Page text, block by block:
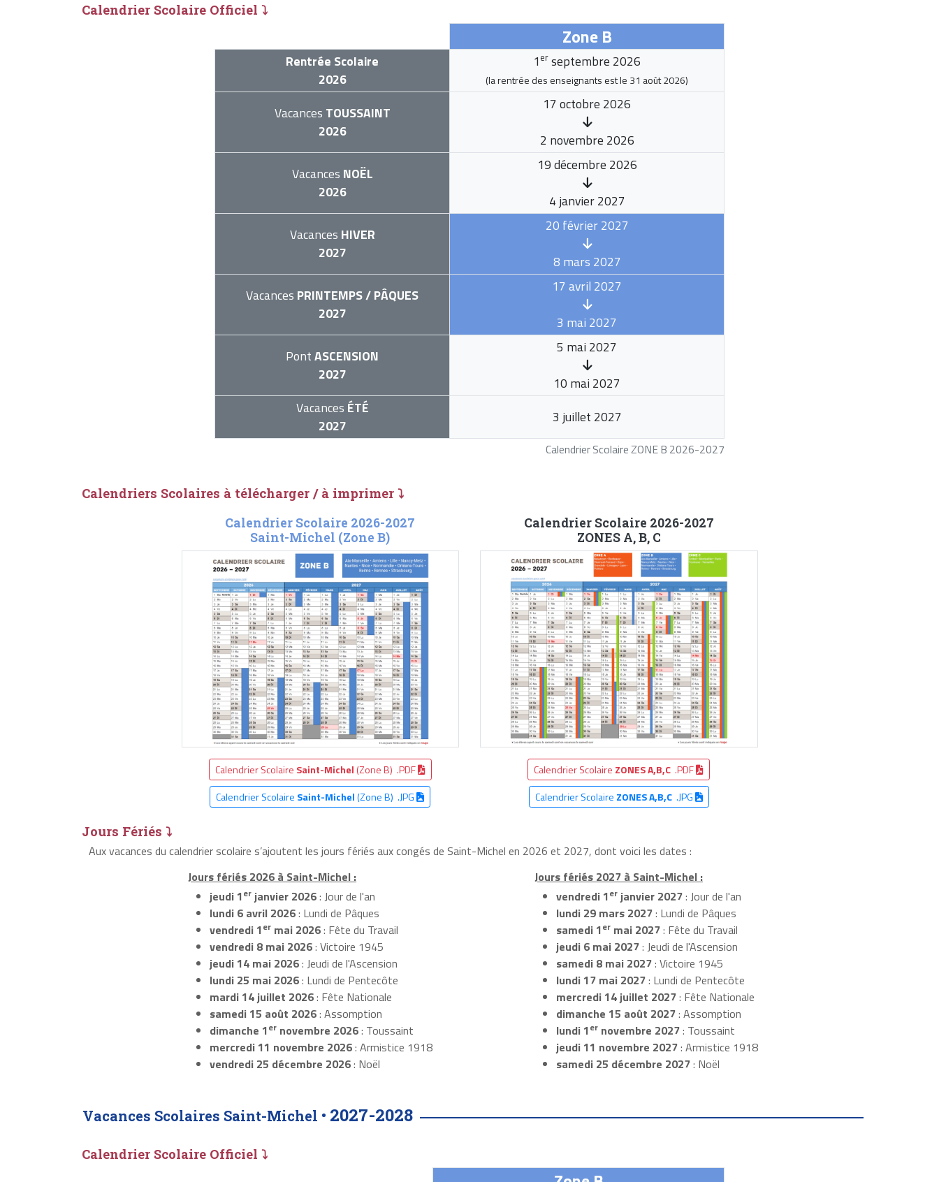
Calendrier Scolaire Officiel ⤵
Calendrier Scolaire ZONE B 2026-2027
Zone B
Rentrée Scolaire
2026
1 er septembre 2026
(la rentrée des enseignants est le 31 août 2026)
Vacances TOUSSAINT
2026
17 octobre 2026
2 novembre 2026
Vacances NOËL
2026
19 décembre 2026
4 janvier 2027
Vacances HIVER
2027
20 février 2027
8 mars 2027
Vacances PRINTEMPS / PÂQUES
2027
17 avril 2027
3 mai 2027
PontASCENSION
2027
5 mai 2027
10 mai 2027
Vacances ÉTÉ
2027
3 juillet 2027
Calendriers Scolaires à télécharger / à imprimer ⤵
Calendrier Scolaire 2026-2027
Saint-Michel (Zone B)
Calendrier Scolaire Saint-Michel (Zone B) .PDF
Calendrier Scolaire Saint-Michel(Zone B) .JPG
Calendrier Scolaire 2026-2027
ZONES A, B, C
Calendrier Scolaire ZONES A,B,C .PDF
Calendrier Scolaire ZONES A,B,C.JPG
Jours Fériés ⤵
Aux vacances du calendrier scolaire s’ajoutent les jours fériés aux congés de Saint-Michel en 2026 et 2027, dont voici les dates :
Jours fériés 2026 à Saint-Michel :
jeudi 1erjanvier 2026: Jour de l'an
lundi 6 avril 2026: Lundi de Pâques
vendredi 1ermai 2026: Fête du Travail
vendredi 8 mai 2026: Victoire 1945
jeudi 14 mai 2026: Jeudi de l'Ascension
lundi 25 mai 2026: Lundi de Pentecôte
mardi 14 juillet 2026: Fête Nationale
samedi 15 août 2026: Assomption
dimanche 1ernovembre 2026: Toussaint
mercredi 11 novembre 2026: Armistice 1918
vendredi 25 décembre 2026: Noël
Jours fériés 2027 à Saint-Michel :
vendredi 1erjanvier 2027: Jour de l'an
lundi 29 mars 2027: Lundi de Pâques
samedi 1ermai 2027: Fête du Travail
jeudi 6 mai 2027: Jeudi de l'Ascension
samedi 8 mai 2027: Victoire 1945
lundi 17 mai 2027: Lundi de Pentecôte
mercredi 14 juillet 2027: Fête Nationale
dimanche 15 août 2027: Assomption
lundi 1ernovembre 2027: Toussaint
jeudi 11 novembre 2027: Armistice 1918
samedi 25 décembre 2027: Noël
Vacances Scolaires Saint-Michel • 2027-2028
Calendrier Scolaire Officiel ⤵